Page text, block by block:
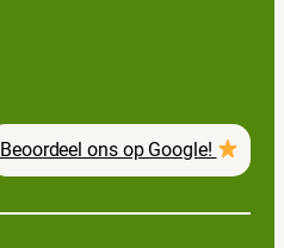
Beoordeel ons op Google!